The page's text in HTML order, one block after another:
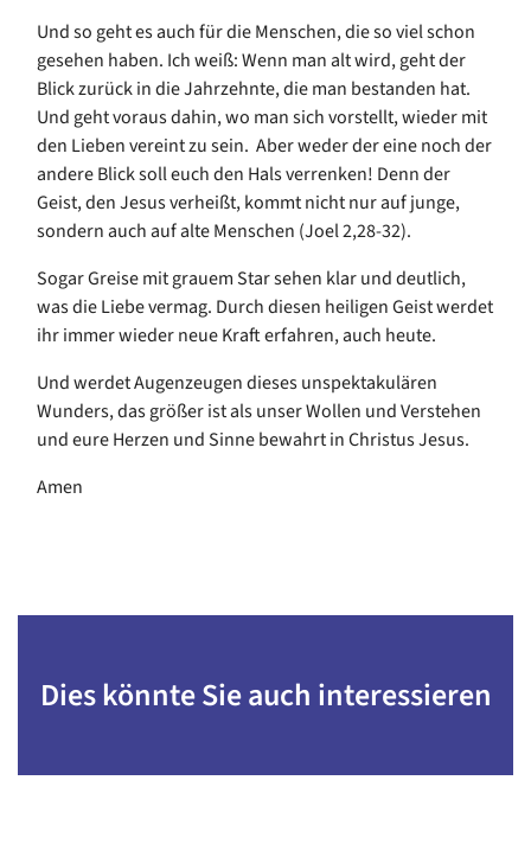
Und so geht es auch für die Menschen, die so viel schon
gesehen haben. Ich weiß: Wenn man alt wird, geht der
Blick zurück in die Jahrzehnte, die man bestanden hat.
Und geht voraus dahin, wo man sich vorstellt, wieder mit
den Lieben vereint zu sein. Aber weder der eine noch der
andere Blick soll euch den Hals verrenken! Denn der
Geist, den Jesus verheißt, kommt nicht nur auf junge,
sondern auch auf alte Menschen (Joel 2,28-32).
Sogar Greise mit grauem Star sehen klar und deutlich,
was die Liebe vermag. Durch diesen heiligen Geist werdet
ihr immer wieder neue Kraft erfahren, auch heute.
Und werdet Augenzeugen dieses unspektakulären
Wunders, das größer ist als unser Wollen und Verstehen
und eure Herzen und Sinne bewahrt in Christus Jesus.
Amen
Dies könnte Sie auch interessieren